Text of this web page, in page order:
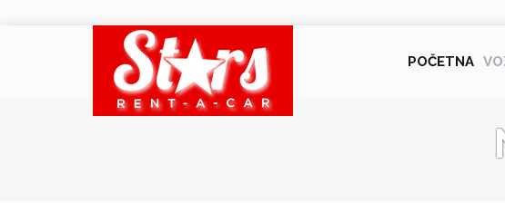
POČETNA